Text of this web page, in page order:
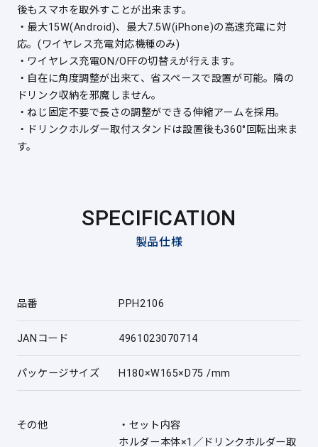
後もスマホを取外すことが出来ます。
・最大15W(Android)、最大7.5W(iPhone)の高速充電に対
応。(ワイヤレス充電対応機種のみ)
・ワイヤレス充電ON/OFFの切替えが行えます。
・自在に角度調整が出来て、省スペースで設置が可能。隣の
ドリンク収納を邪魔しません。
・ねじ固定不要で長さの調整ができる伸縮アームを採用。
・ドリンクホルダー取付スタンドは設置後も360°回転出来ま
す。
SPECIFICATION
製品仕様
品番 PPH2106
JANコード 4961023070714
パッケージサイズ H180×W165×D75 /mm
その他
・セット内容
ホルダー本体×1／ドリンクホルダー取